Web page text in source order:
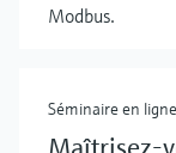
Modbus.
Séminaire en ligne